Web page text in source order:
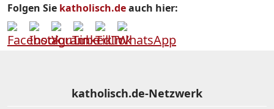
Folgen Sie katholisch.deauch hier:
katholisch.de-Netzwerk